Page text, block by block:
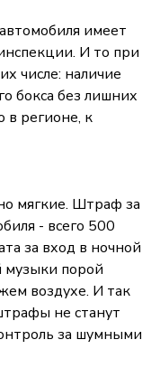
имеет
И то при
числе: наличие
бокса без лишних
в регионе, к
мягкие. Штраф за
- всего 500
за вход в ночной
музыки порой
воздухе. И так
не станут
за шумными